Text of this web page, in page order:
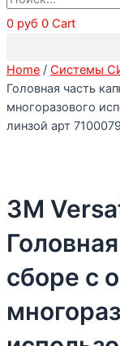
0 руб 0 Cart
Home / Cистемы
Головная часть
многоразового
линзой арт
3M
сборе с